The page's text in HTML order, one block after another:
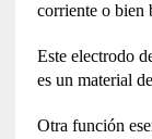
corriente o bien
Este electrodo
es un material
Otra función